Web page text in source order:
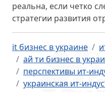
реальна, если четко
стратегии развития
it бизнес в украине
ай ти бизнес в
перспективы ит-
украинская ит-